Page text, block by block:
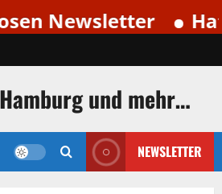
und mehr…
NEWSLETTER